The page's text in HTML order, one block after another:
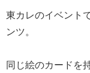
東カレのイベント
ンツ。
同じ絵のカードを